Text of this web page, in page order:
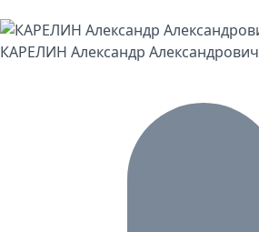
КАРЕЛИН Александр Александрович